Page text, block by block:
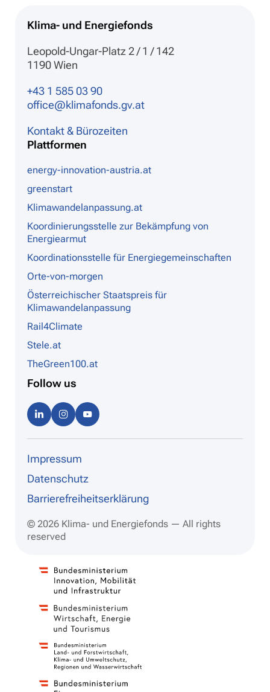
Klima- und Energiefonds
Leopold-Ungar-Platz 2 / 1 / 142
1190 Wien
+43 1 585 03 90
office@klimafonds.gv.at
Kontakt & Bürozeiten
Plattformen
energy-innovation-austria.at
greenstart
Klimawandelanpassung.at
Koordinierungsstelle zur Bekämpfung von
Energiearmut
Koordinationsstelle für Energiegemeinschaften
Orte-von-morgen
Österreichischer Staatspreis für
Klimawandelanpassung
Rail4Climate
Stele.at
TheGreen100.at
Follow us
Linke
dIn
Instag
ram be
Impressum
Datenschutz
Barrierefreiheitserklärung
© 2026 Klima- und Energiefonds — All rights
reserved